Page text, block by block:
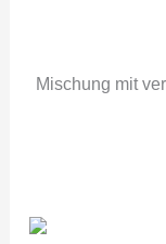
Mischung mit